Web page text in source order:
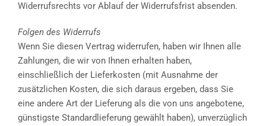
Widerrufsrechts vor Ablauf der Widerrufsfrist absenden.
Folgen des Widerrufs
Wenn Sie diesen Vertrag widerrufen, haben wir Ihnen alle
Zahlungen, die wir von Ihnen erhalten haben,
einschließlich der Lieferkosten (mit Ausnahme der
zusätzlichen Kosten, die sich daraus ergeben, dass Sie
eine andere Art der Lieferung als die von uns angebotene,
günstigste Standardlieferung gewählt haben), unverzüglich